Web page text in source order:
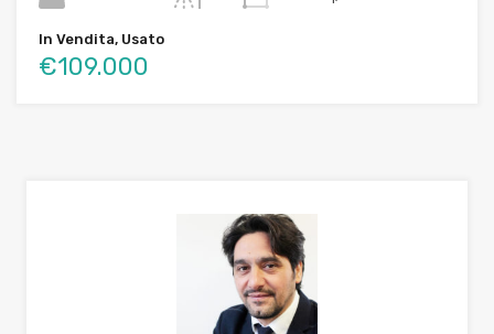
In Vendita, Usato
€109.000